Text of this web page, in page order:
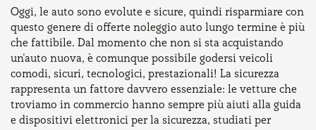
Oggi, le auto sono evolute e sicure, quindi risparmiare con
questo genere di offerte noleggio auto lungo termine è più
che fattibile. Dal momento che non si sta acquistando
un'auto nuova, è comunque possibile godersi veicoli
comodi, sicuri, tecnologici, prestazionali! La sicurezza
rappresenta un fattore davvero essenziale: le vetture che
troviamo in commercio hanno sempre più aiuti alla guida
e dispositivi elettronici per la sicurezza, studiati per